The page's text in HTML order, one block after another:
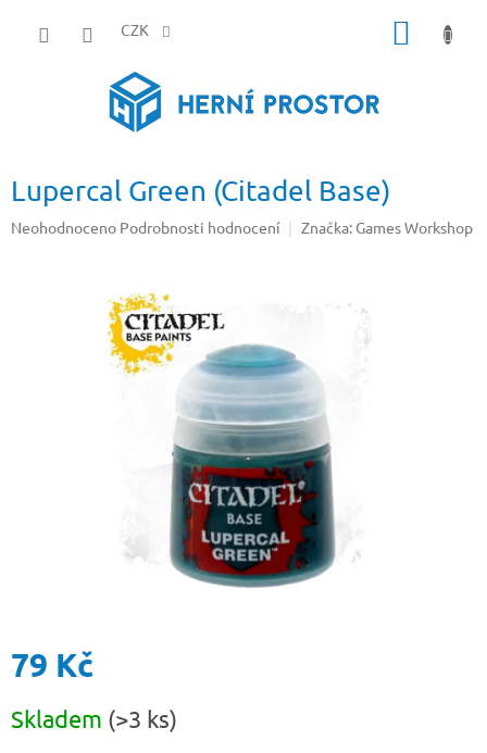
CZK
Lupercal Green (Citadel Base)
Průměrné
Neohodnoceno Podrobnosti hodnocení Značka: Games Workshop
79 Kč
cena:
Skladem (>3 ks)